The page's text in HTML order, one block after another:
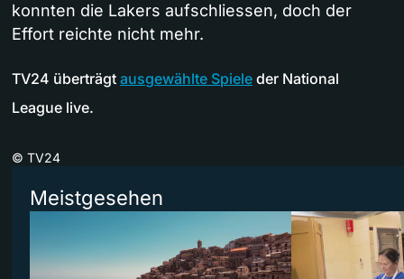
konnten die Lakers aufschliessen, doch der
Effort reichte nicht mehr.
TV24 überträgt ausgewählte Spiele der National
League live.
© TV24
Meistgesehen